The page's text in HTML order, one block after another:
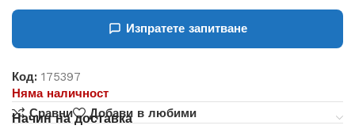
Изпратете запитване
Код:175397
Няма наличност
Сравни
Добави в любими
Начин на доставка